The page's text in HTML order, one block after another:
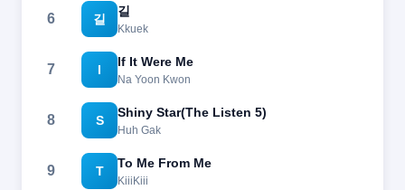
6 길 길
Kkuek
7 I If It Were Me
Na Yoon Kwon
8 S Shiny Star(The Listen 5)
Huh Gak
9 T To Me From Me
KiiiKiii